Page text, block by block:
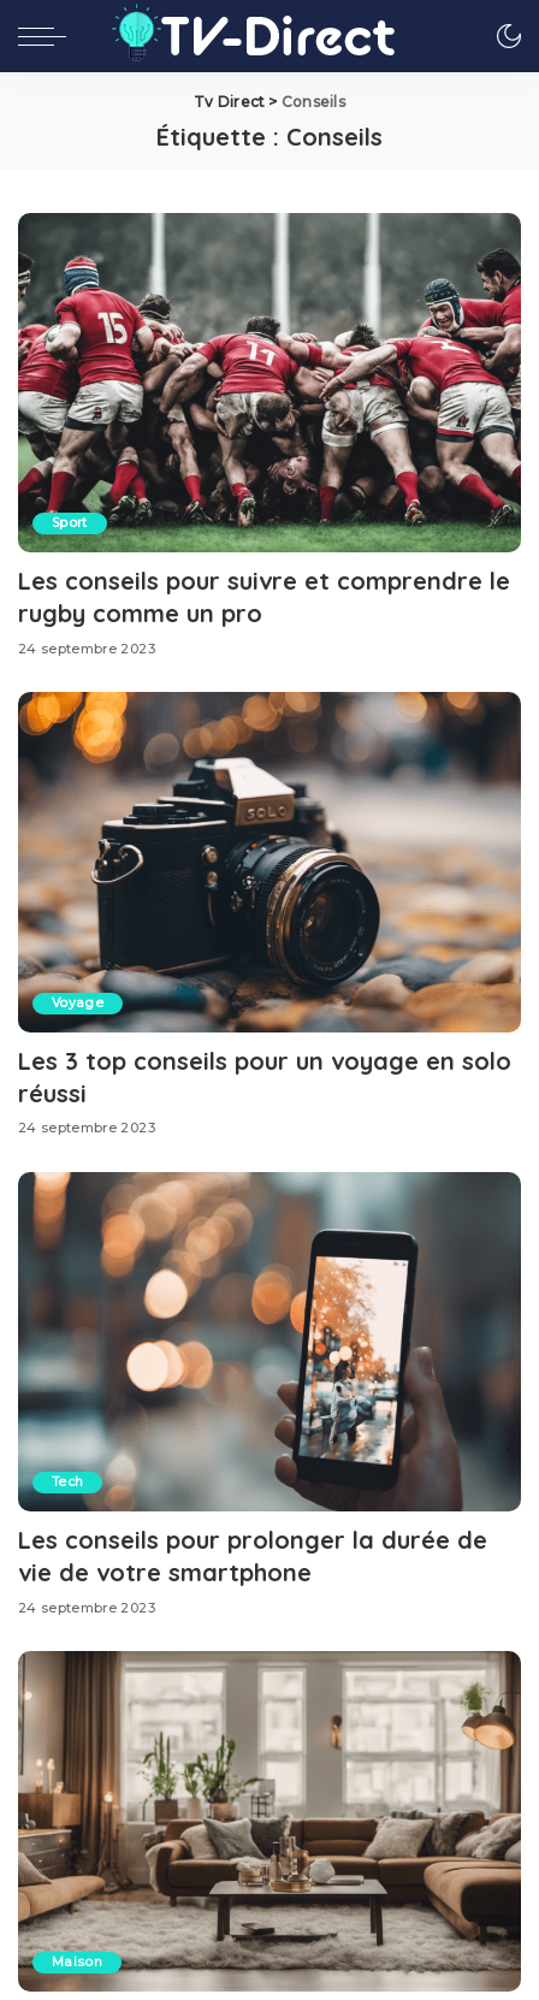
Tv Direct > Conseils
Étiquette : Conseils
Sport
Les conseils pour suivre et comprendre le
rugby comme un pro
24 septembre 2023
Voyage
Les 3 top conseils pour un voyage en solo
réussi
24 septembre 2023
Tech
Les conseils pour prolonger la durée de
vie de votre smartphone
24 septembre 2023
Maison